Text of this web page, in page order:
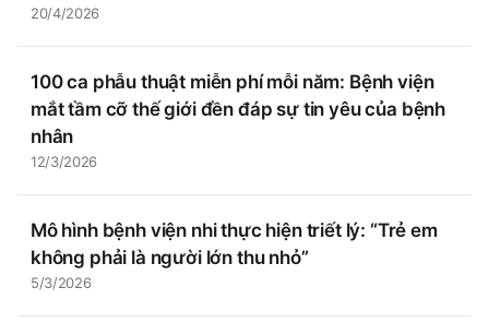
20/4/2026
100 ca phẫu thuật miễn phí mỗi năm: Bệnh viện
mắt tầm cỡ thế giới đền đáp sự tin yêu của bệnh
nhân
12/3/2026
Mô hình bệnh viện nhi thực hiện triết lý: “Trẻ em
không phải là người lớn thu nhỏ”
5/3/2026